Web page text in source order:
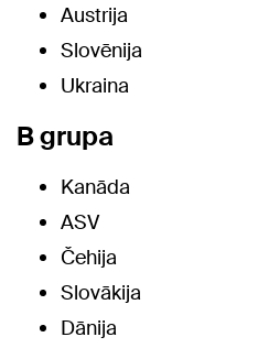
Austrija
Slovēnija
Ukraina
B grupa
Kanāda
ASV
Čehija
Slovākija
Dānija